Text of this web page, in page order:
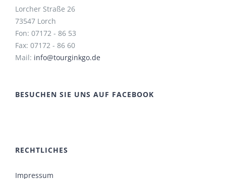
Lorcher Straße 26
73547 Lorch
Fon: 07172 - 86 53
Fax: 07172 - 86 60
Mail: info@tourginkgo.de
BESUCHEN SIE UNS AUF FACEBOOK
RECHTLICHES
Impressum